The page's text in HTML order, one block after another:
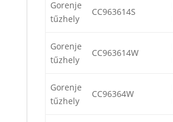
Gorenje
tűzhely
CC963614S
Gorenje
tűzhely
CC963614W
Gorenje
tűzhely
CC96364W